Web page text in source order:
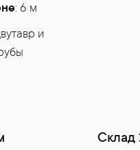
: 6 м
и
Склад